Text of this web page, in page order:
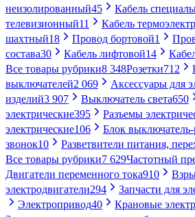
неизолированный45 Кабель
телевизионный11 Кабель
шахтный18 Провод бортовой1
состава30 Кабель лифтовой14
Все товары рубрики8 348Розетки712
выключателей2 069
Аксессуары для
изделий3 907 Выключатель света650
электрические395 Разъемы
электрические106 Блок выключатель-
звонок10 Разветвители питания,
Все товары рубрики7 629Частотный
Двигатели переменного тока910
электродвигатели294 Запчасти для
Электропривод40 Крановые